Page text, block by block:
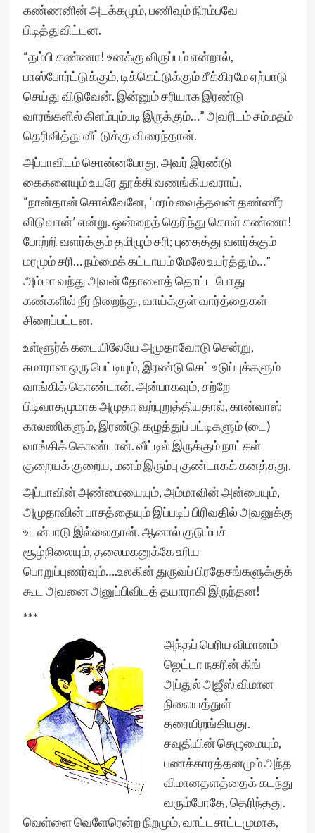
கண்ணனின் அடக்கமும், பணிவும் நிரம்பவே
பிடித்துவிட்டன.
“தம்பி கண்ணா! உனக்கு விருப்பம் என்றால்,
பாஸ்போர்ட்டுக்கும், டிக்கெட்டுக்கும் சீக்கிரமே ஏற்பாடு
செய்து விடுவேன். இன்னும் சரியாக இரண்டு
வாரங்களில் கிளம்பும்படி இருக்கும்…” அவரிடம் சம்மதம்
தெரிவித்து வீட்டுக்கு விரைந்தான்.
அப்பாவிடம் சொன்னபோது, அவர் இரண்டு
கைகளையும் உயரே தூக்கி வணங்கியவராய்,
“நான்தான் சொல்வேனே, ‘மரம் வைத்தவன் தண்ணீர்
விடுவான்’ என்று. ஒன்றைத் தெரிந்து கொள் கண்ணா!
போற்றி வளர்க்கும் தமிழும் சரி; புதைத்து வளர்க்கும்
மரமும் சரி… நம்மைக் கட்டாயம் மேலே உயர்த்தும்…”
அம்மா வந்து அவன் தோளைத் தொட்ட போது
கண்களில் நீர் நிறைந்து, வாய்க்குள் வார்த்தைகள்
சிறைப்பட்டன.
உள்ளூர்க் கடையிலேயே அமுதாவோடு சென்று,
சுமாரான ஒரு பெட்டியும், இரண்டு செட் உடுப்புக்களும்
வாங்கிக் கொண்டான். அன்பாகவும், சற்றே
பிடிவாதமுமாக அமுதா வற்புறுத்தியதால், கான்வாஸ்
காலணிகளும், இரண்டு கழுத்துப் பட்டிகளும் (டை)
வாங்கிக் கொண்டான். வீட்டில் இருக்கும் நாட்கள்
குறையக் குறைய, மனம் இரும்பு குண்டாகக் கனத்தது.
அப்பாவின் அண்மையையும், அம்மாவின் அன்பையும்,
அமுதாவின் பாசத்தையும் இப்படிப் பிரிவதில் அவனுக்கு
உடன்பாடு இல்லைதான். ஆனால் குடும்பச்
சூழ்நிலையும், தலைமகனுக்கே உரிய
பொறுப்புணர்வும்….உலகின் துருவப் பிரதேசங்களுக்குக்
கூட அவனை அனுப்பிவிடத் தயாராகி இருந்தன!
***
அந்தப் பெரிய விமானம்
ஜெட்டா நகரின் கிங்
அப்துல் அஜீஸ் விமான
நிலையத்துள்
தரையிறங்கியது.
சவுதியின் செழுமையும்,
பணக்காரத்தனமும் அந்த
விமானதளத்தைக் கடந்து
வரும்போதே, தெரிந்தது.
வெள்ளை வெளேரென்ற நிறமும், வாட்டசாட்டமுமாக,